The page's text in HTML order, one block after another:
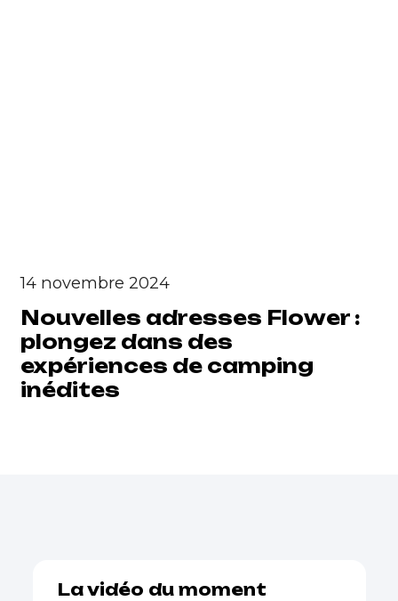
14 novembre 2024
Nouvelles adresses Flower :
plongez dans des
expériences de camping
inédites
La vidéo du moment